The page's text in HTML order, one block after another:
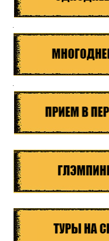
.
.
Куда бы Вы хотели
ознакомленс
обработки